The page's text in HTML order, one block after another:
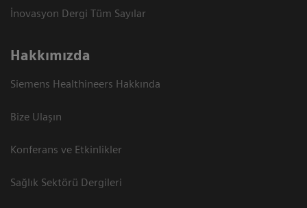
İnovasyon Dergi Tüm Sayılar
Hakkımızda
Siemens Healthineers Hakkında
Bize Ulaşın
Konferans ve Etkinlikler
Sağlık Sektörü Dergileri